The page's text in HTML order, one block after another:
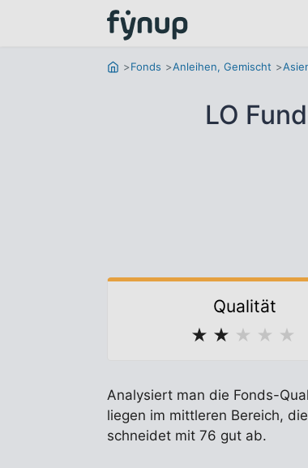
Fonds Anleihen, Gemischt
LO
Qualität
★ ★ ★ ★ ★
Analysiert man die Fonds-
liegen im mittleren Bereich,
schneidet mit 76 gut ab.